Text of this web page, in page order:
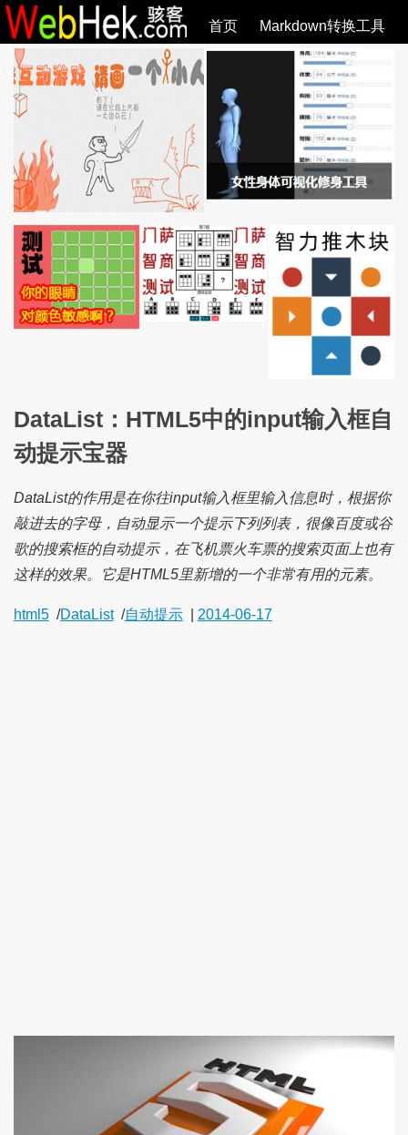
首页 Markdown转换工具
必观作品 SVG教程 SVG手册 全部文章
DataList：HTML5中的input输入框自
动提示宝器
DataList的作用是在你往input输入框里输入信息时，根据你
敲进去的字母，自动显示一个提示下列列表，很像百度或谷
歌的搜索框的自动提示，在飞机票火车票的搜索页面上也有
这样的效果。它是HTML5里新增的一个非常有用的元素。
html5 /DataList /自动提示 2014-06-17